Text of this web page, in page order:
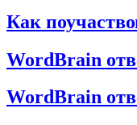
Как
WordBrain
WordBrain